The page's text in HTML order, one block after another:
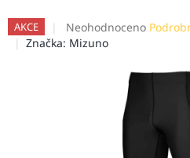
AKCE
Průměrné
hodnocení
Neohodnoceno
Značka: Mizuno